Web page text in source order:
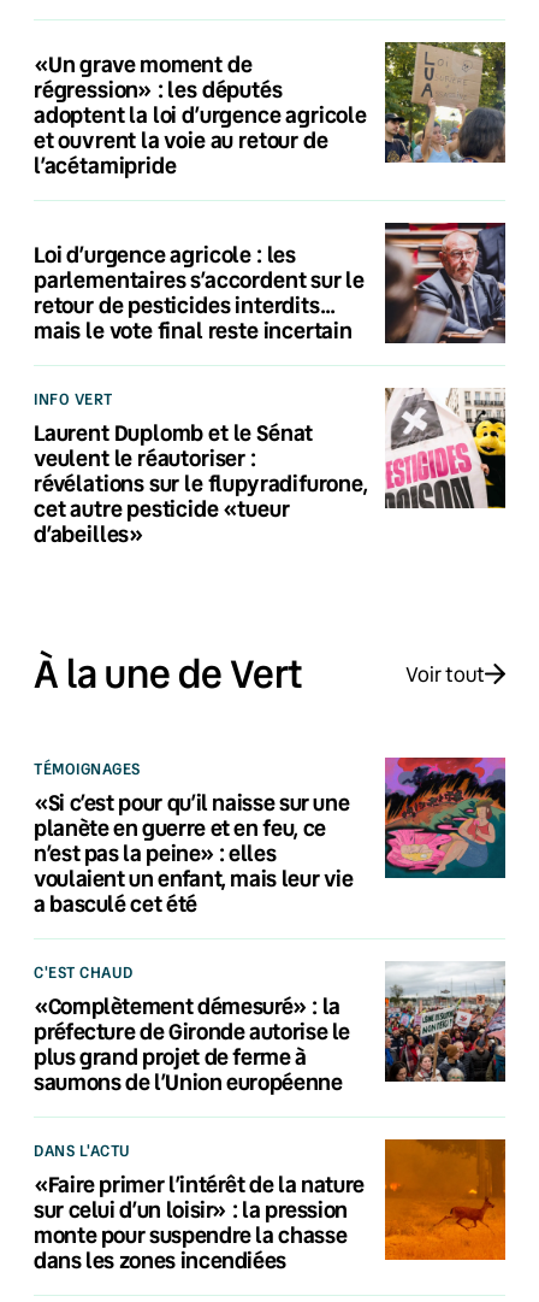
«Un grave moment de
régression» : les députés
adoptent la loi d’urgence agricole
et ouvrent la voie au retour de
l’acétamipride
Loi d’urgence agricole : les
parlementaires s’accordent sur le
retour de pesticides interdits…
mais le vote final reste incertain
INFO VERT
Laurent Duplomb et le Sénat
veulent le réautoriser :
révélations sur le flupyradifurone,
cet autre pesticide «tueur
d’abeilles»
À la une de Vert Voir tout
TÉMOIGNAGES
«Si c’est pour qu’il naisse sur une
planète en guerre et en feu, ce
n’est pas la peine» : elles
voulaient un enfant, mais leur vie
a basculé cet été
C'EST CHAUD
«Complètement démesuré» : la
préfecture de Gironde autorise le
plus grand projet de ferme à
saumons de l’Union européenne
DANS L'ACTU
«Faire primer l’intérêt de la nature
sur celui d’un loisir» : la pression
monte pour suspendre la chasse
dans les zones incendiées